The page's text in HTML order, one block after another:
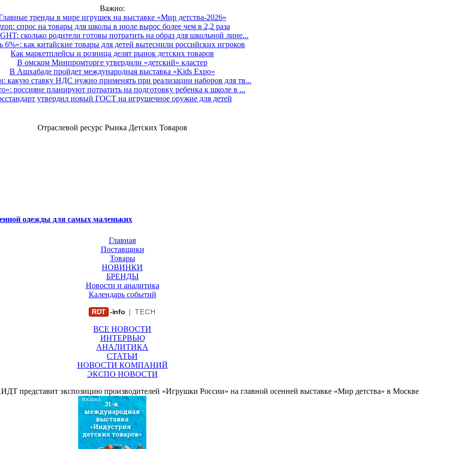
Важно:
тренды в мире игрушек на выставке «Мир детства-2026»
спрос на товары для школы в июле вырос более чем в 2,2 раза
сколько родители готовы потратить на образ для школьной лине...
6%»: как китайские товары для детей вытеснили российских игроков
Как маркетплейсы и розница делят рынок детских товаров
В омском Минпромторге утвердили «детский» кластер
В Ашхабаде пройдет международная выставка «Kids Expo»
какую ставку НДС нужно применять при реализации наборов для тв...
россияне планируют потратить на подготовку ребенка к школе в ...
утвердил новый ГОСТ на игрушечное оружие для детей
Отраслевой ресурс Рынка Детских Товаров
одежды для самых маленьких
Главная
Поставщики
Товары
НОВИНКИ
БРЕНДЫ
Новости и аналитика
Календарь событий
RDT -info | TECH
ВСЕ НОВОСТИ
ИНТЕРВЬЮ
АНАЛИТИКА
СТАТЬИ
НОВОСТИ КОМПАНИЙ
ЭКСПО НОВОСТИ
представит экспозицию производителей «Игрушки России» на главной осенней выставке «Мир детства» в Москве
РЕКЛАМА